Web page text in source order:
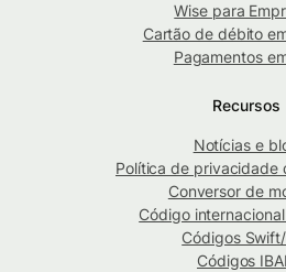
Wise para
Cartão de débito
Pagamentos
Recursos
Notícias e
Política de privacidade
Conversor de
Código
Códigos
Códigos